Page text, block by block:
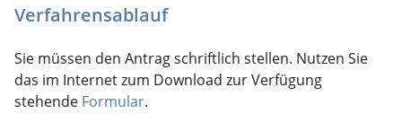
Verfahrensablauf
Sie müssen den Antrag schriftlich stellen. Nutzen Sie
das im Internet zum Download zur Verfügung
stehende Formular.